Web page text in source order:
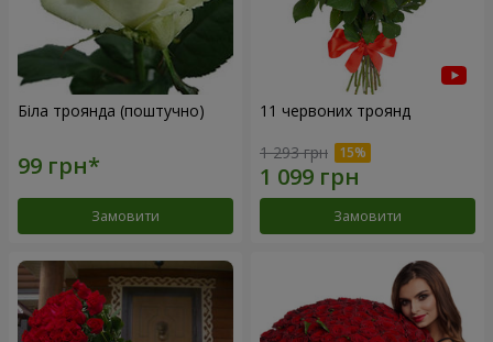
Біла троянда (поштучно)
Замовити
11 червоних троянд
1 293 грн
Замовити